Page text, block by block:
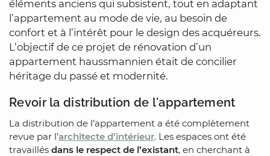
éléments anciens qui subsistent, tout en adaptant
l’appartement au mode de vie, au besoin de
confort et à l’intérêt pour le design des acquéreurs.
L’objectif de ce projet de rénovation d’un
appartement haussmannien était de concilier
héritage du passé et modernité.
Revoir la distribution de l'appartement
La distribution de l’appartement a été complètement
revue par l’architecte d’intérieur. Les espaces ont été
travaillés dans le respect de l’existant, en cherchant à